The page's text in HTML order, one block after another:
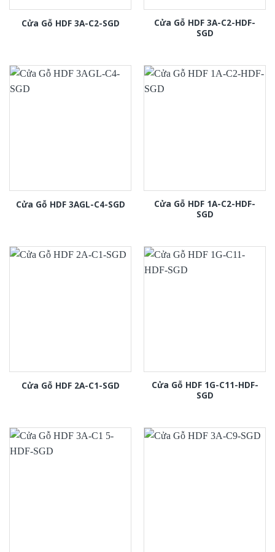
Cửa Gỗ HDF 3A-C2-SGD
Cửa Gỗ HDF 3A-C2-HDF-
SGD
Cửa Gỗ HDF 3AGL-C4-SGD
Cửa Gỗ HDF 1A-C2-HDF-
SGD
Cửa Gỗ HDF 2A-C1-SGD
Cửa Gỗ HDF 1G-C11-HDF-
SGD